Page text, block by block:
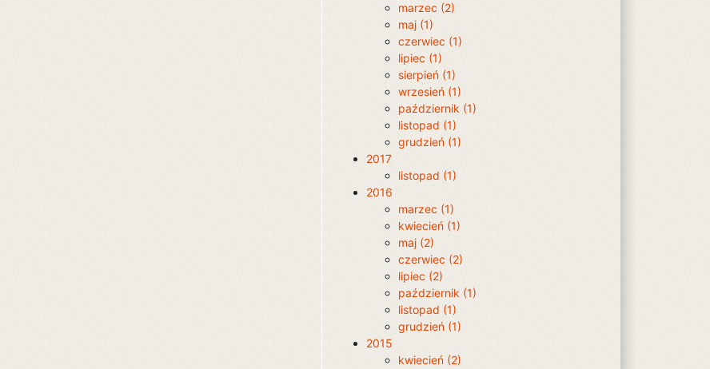
marzec (2)
maj (1)
czerwiec (1)
lipiec (1)
sierpień (1)
wrzesień (1)
październik (1)
listopad (1)
grudzień (1)
2017
listopad (1)
2016
marzec (1)
kwiecień (1)
maj (2)
czerwiec (2)
lipiec (2)
październik (1)
listopad (1)
grudzień (1)
2015
kwiecień (2)